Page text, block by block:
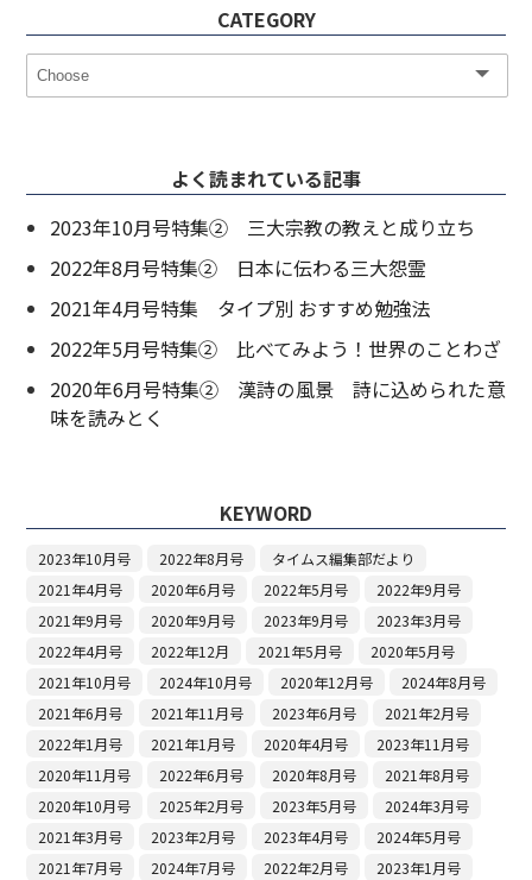
CATEGORY
よく読まれている記事
2023年10月号特集② 三大宗教の教えと成り立ち
2022年8月号特集② 日本に伝わる三大怨霊
2021年4月号特集 タイプ別 おすすめ勉強法
2022年5月号特集② 比べてみよう！世界のことわざ
2020年6月号特集② 漢詩の風景 詩に込められた意
味を読みとく
KEYWORD
2023年10月号 2022年8月号
タイムス編集部だより
2021年4月号
2020年6月号 2022年5月号
2022年9月号
2021年9月号
2020年9月号 2023年9月号
2023年3月号
2022年4月号
2022年12月 2021年5月号
2020年5月号
2021年10月号
2024年10月号 2020年12月号
2024年8月号
2021年6月号
2021年11月号 2023年6月号
2021年2月号
2022年1月号
2021年1月号 2020年4月号
2023年11月号
2020年11月号
2022年6月号 2020年8月号
2021年8月号
2020年10月号
2025年2月号 2023年5月号
2024年3月号
2021年3月号
2023年2月号 2023年4月号
2024年5月号
2021年7月号
2024年7月号 2022年2月号
2023年1月号